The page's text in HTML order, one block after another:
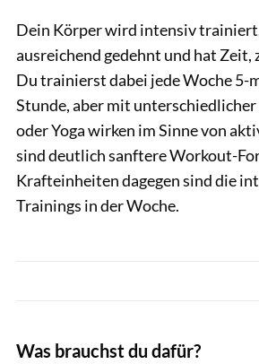
Dein Körper wird intensiv
ausreichend gedehnt und hat Zeit,
Du trainierst dabei jede Woche 5-
Stunde, aber mit
oder Yoga wirken im Sinne von
sind deutlich sanftere Workout-
Krafteinheiten dagegen sind die
Trainings in der Woche.
Was brauchst du dafür?